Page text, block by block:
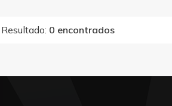
Resultado: 0 encontrados